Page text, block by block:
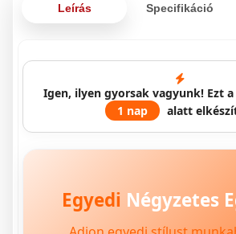
Leírás Specifikáció
Igen, ilyen gyorsak vagyunk! Ezt
1 nap
alatt
Egyedi Négyzetes